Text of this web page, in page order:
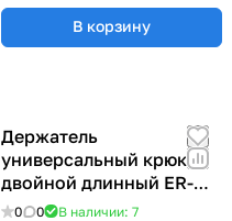
В корзину
Держатель
универсальный крюк
двойной длинный ER-
00012769
0 0 В наличии: 7